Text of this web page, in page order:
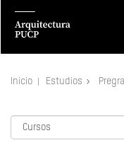
Inicio Estudios